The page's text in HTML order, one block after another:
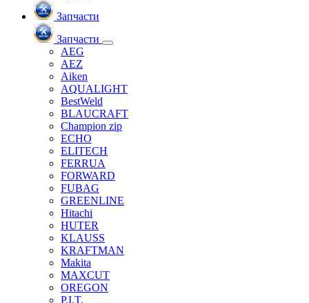
Запчасти
Запчасти
AEG
AEZ
Aiken
AQUALIGHT
BestWeld
BLAUCRAFT
Champion zip
ECHO
ELITECH
FERRUA
FORWARD
FUBAG
GREENLINE
Hitachi
HUTER
KLAUSS
KRAFTMAN
Makita
MAXCUT
OREGON
P.I.T.